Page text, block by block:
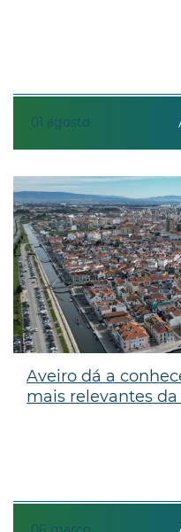
01 agosto
Aveiro dá a
mais relevantes